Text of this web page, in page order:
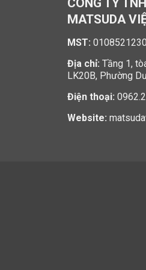
CÔNG TY
MATSUDA
MST: 0108521230
Địa chỉ: Tầng 1,
LK20B, Phường
Điện thoại:
Website: